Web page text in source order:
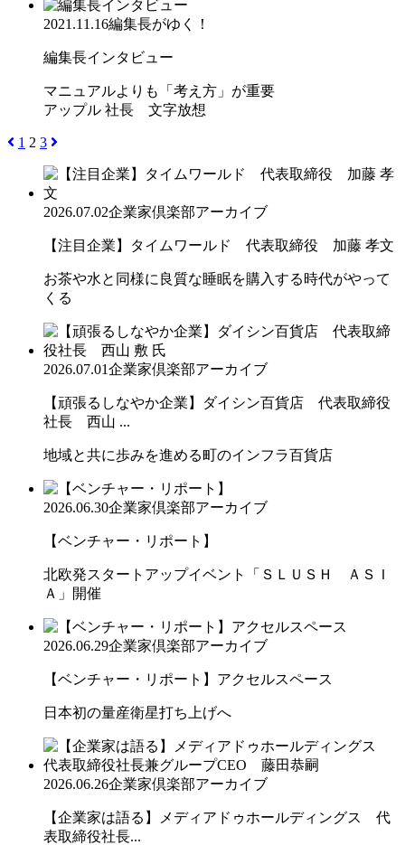
2021.11.16編集長がゆく！
編集長インタビュー
マニュアルよりも「考え方」が重要
アップル 社長 文字放想
1 2 3
2026.07.02企業家倶楽部アーカイブ
【注目企業】タイムワールド 代表取締役 加藤 孝文
お茶や水と同様に良質な睡眠を購入する時代がやって
くる
2026.07.01企業家倶楽部アーカイブ
【頑張るしなやか企業】ダイシン百貨店 代表取締役
社長 西山 ...
地域と共に歩みを進める町のインフラ百貨店
2026.06.30企業家倶楽部アーカイブ
【ベンチャー・リポート】
北欧発スタートアップイベント「ＳＬＵＳＨ ＡＳＩ
Ａ」開催
2026.06.29企業家倶楽部アーカイブ
【ベンチャー・リポート】アクセルスペース
日本初の量産衛星打ち上げへ
2026.06.26企業家倶楽部アーカイブ
【企業家は語る】メディアドゥホールディングス 代
表取締役社長...